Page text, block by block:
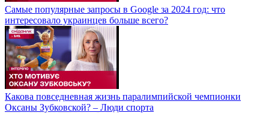
Самые популярные запросы в Google за 2024 год: что
интересовало украинцев больше всего?
Какова повседневная жизнь паралимпийской чемпионки
Оксаны Зубковской? – Люди спорта